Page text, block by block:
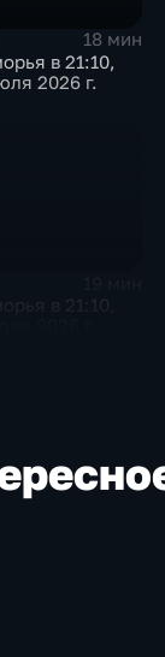
18 мин
в 21:10,
2026 г.